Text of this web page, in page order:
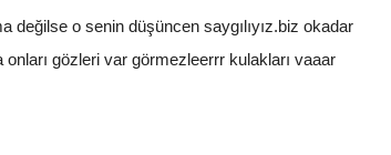
değilse o senin düşüncen saygılıyız.biz okadar
gözleri var görmezleerrr kulakları vaaar